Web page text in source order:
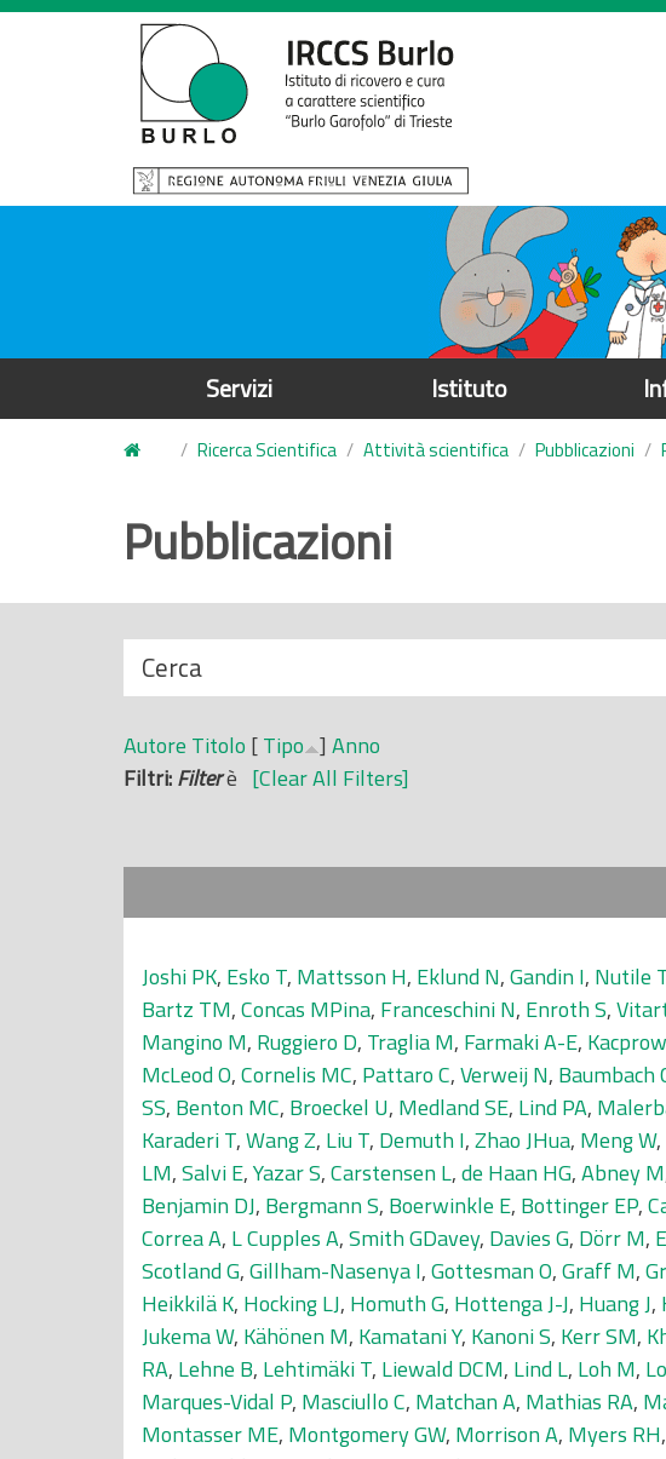
S
l
i
Servizi Istituto
Ricerca Scientifica Attività scientifica Pubblicazioni
Pubblicazioni
N
a
s
c
o
d
Cerca
Autore Titolo [Tipo ] Anno
Filtri:Filterè [Clear All Filters]
Joshi PK, Esko T, Mattsson H, Eklund N,Gandin I, Nutile
Bartz TM,Concas MPina, Franceschini N, Enroth S,
Mangino M, Ruggiero D, Traglia M, Farmaki A-E,
McLeod O,Cornelis MC, Pattaro C,Verweij N, Baumbach
SS, Benton MC, Broeckel U, Medland SE, Lind PA,
Karaderi T,Wang Z, Liu T, Demuth I,Zhao JHua, Meng W,
LM,Salvi E,Yazar S,Carstensen L,de Haan HG,Abney M
Benjamin DJ, Bergmann S, Boerwinkle E, Bottinger EP,
Correa A, L Cupples A,Smith GDavey, Davies G, Dörr M,
Scotland G,Gillham-Nasenya I,Gottesman O,Graff M,
Heikkilä K, Hocking LJ, Homuth G, Hottenga J-J, Huang J,
Jukema W, Kähönen M, Kamatani Y, Kanoni S, Kerr SM,
RA, Lehne B, Lehtimäki T, Liewald DCM, Lind L, Loh M,
Marques-Vidal P, Masciullo C, Matchan A, Mathias RA,
Montasser ME, Montgomery GW, Morrison A, Myers RH,